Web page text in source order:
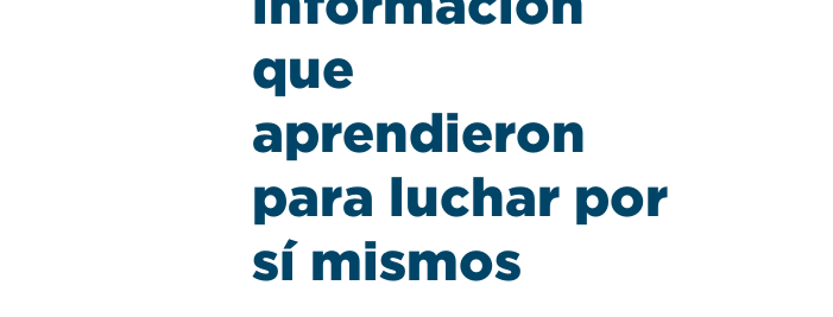
que
aprendieron
para luchar por
sí mismos